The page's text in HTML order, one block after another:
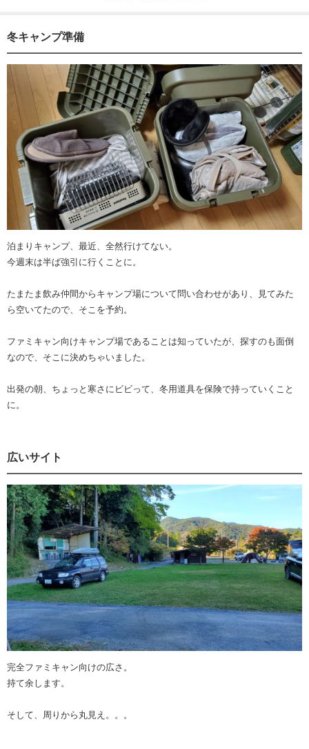
冬キャンプ準備
泊まりキャンプ、最近、全然行けてない。
今週末は半ば強引に行くことに。
たまたま飲み仲間からキャンプ場について問い合わせがあり、見てみた
ら空いてたので、そこを予約。
ファミキャン向けキャンプ場であることは知っていたが、探すのも面倒
なので、そこに決めちゃいました。
出発の朝、ちょっと寒さにビビって、冬用道具を保険で持っていくこと
に。
広いサイト
完全ファミキャン向けの広さ。
持て余します。
そして、周りから丸見え。。。